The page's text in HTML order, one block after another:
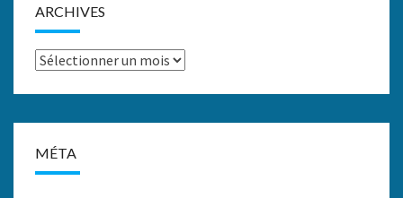
ARCHIVES
Archives
MÉTA